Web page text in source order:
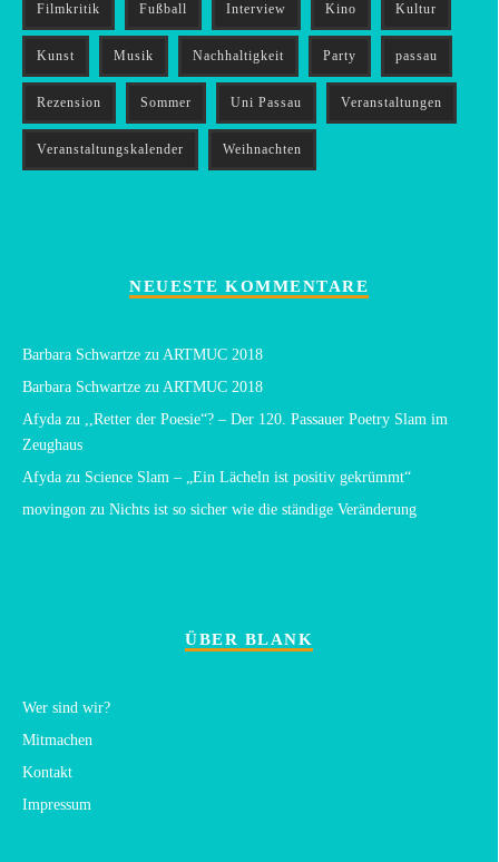
Filmkritik Fußball Interview Kino Kultur
Kunst Musik Nachhaltigkeit Party passau
Rezension Sommer Uni Passau Veranstaltungen
Veranstaltungskalender Weihnachten
NEUESTE KOMMENTARE
Barbara Schwartze zu ARTMUC 2018
Barbara Schwartze zu ARTMUC 2018
Afyda zu ,,Retter der Poesie“? – Der 120. Passauer Poetry Slam im
Zeughaus
Afyda zu Science Slam – „Ein Lächeln ist positiv gekrümmt“
movingon zu Nichts ist so sicher wie die ständige Veränderung
ÜBER BLANK
Wer sind wir?
Mitmachen
Kontakt
Impressum